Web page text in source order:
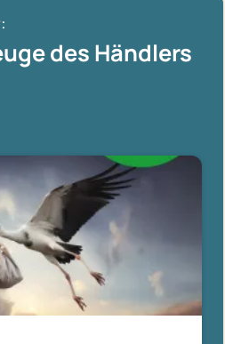
des Händlers